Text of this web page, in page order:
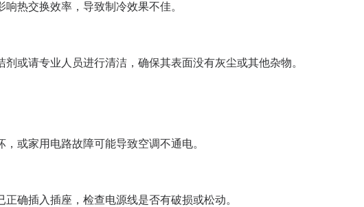
响热交换效率，导致制冷效果不佳。
剂或请专业人员进行清洁，确保其表面没有灰尘或其他杂物。
，或家用电路故障可能导致空调不通电。
正确插入插座，检查电源线是否有破损或松动。